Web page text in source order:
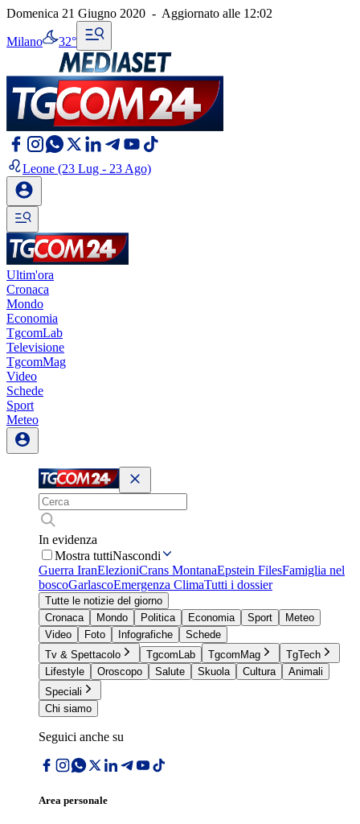
Domenica 21 Giugno 2020 - Aggiornato alle 12:02
Milano 32°
Leone (23 Lug - 23 Ago)
Ultim'ora
Cronaca
Mondo
Economia
TgcomLab
Televisione
TgcomMag
Video
Schede
Sport
Meteo
In evidenza
Mostra tuttiNascondi
Guerra IranElezioniCrans MontanaEpstein FilesFamiglia nel
boscoGarlascoEmergenza ClimaTutti i dossier
Tutte le notizie del giorno
Cronaca
Mondo Politica Economia Sport
Meteo
Video
Foto Infografiche
Schede
Tv & Spettacolo
TgcomLab TgcomMag
TgTech
Lifestyle
Oroscopo Salute Skuola Cultura
Animali
Speciali
Chi siamo
Seguici anche su
Area personale